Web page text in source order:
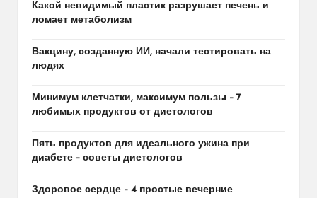
Какой невидимый пластик разрушает печень и
ломает метаболизм
Вакцину, созданную ИИ, начали тестировать на
людях
Минимум клетчатки, максимум пользы – 7
любимых продуктов от диетологов
Пять продуктов для идеального ужина при
диабете – советы диетологов
Здоровое сердце – 4 простые вечерние